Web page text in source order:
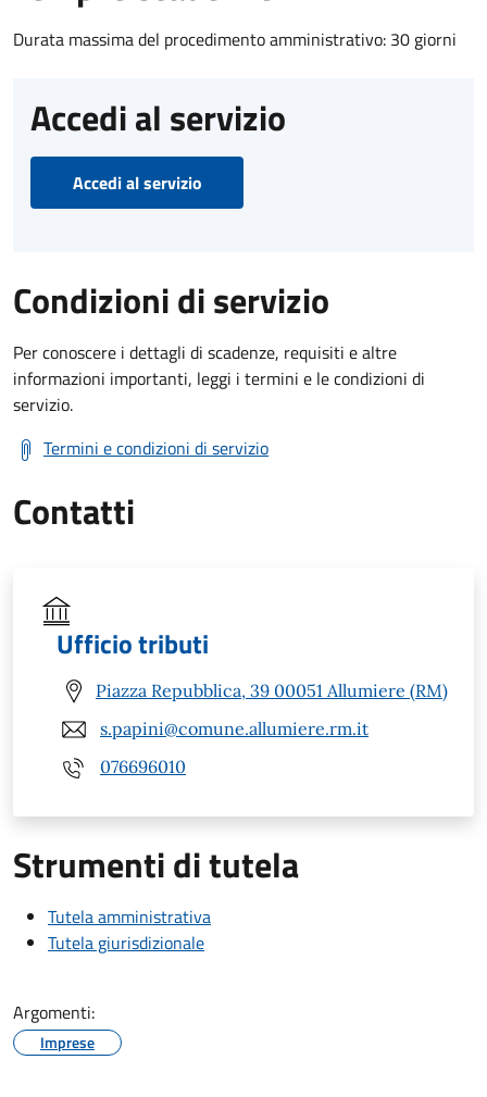
Durata massima del procedimento amministrativo: 30 giorni
Accedi al servizio
Accedi al servizio
Condizioni di servizio
Per conoscere i dettagli di scadenze, requisiti e altre
informazioni importanti, leggi i termini e le condizioni di
servizio.
Termini e condizioni di servizio
Contatti
Ufficio tributi
Piazza Repubblica, 39 00051 Allumiere (RM)
s.papini@comune.allumiere.rm.it
076696010
Strumenti di tutela
Tutela amministrativa
Tutela giurisdizionale
Argomenti:
Imprese